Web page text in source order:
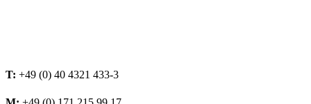
T: +49 (0) 40 4321 433-3